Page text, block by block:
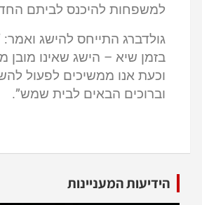
למשפחות להיכנס לביתם
בזמן שיא – הישג שאינו
וכעת אנו ממשיכים לפעול
וברוכים הבאים לבית שמש”.
הידיעות המעניינות